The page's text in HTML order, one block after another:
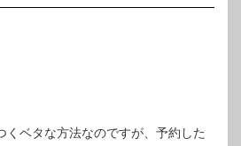
くベタな方法なのですが、予約した